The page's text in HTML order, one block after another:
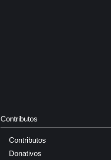
Contributos
Contributos
Donativos